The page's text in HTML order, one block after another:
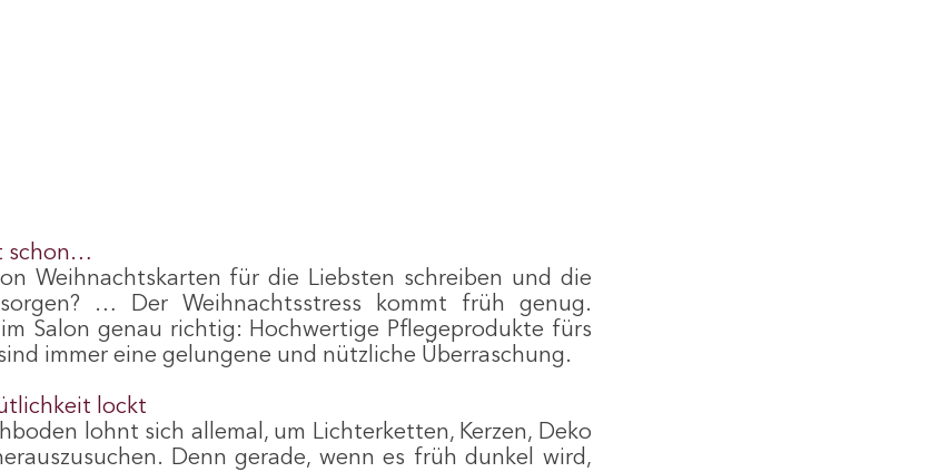
schon…
Weihnachtskarten für die Liebsten schreiben und die
… Der Weihnachtsstress kommt früh genug.
Salon genau richtig: Hochwertige Pflegeprodukte fürs
immer eine gelungene und nützliche Überraschung.
lockt
lohnt sich allemal, um Lichterketten, Kerzen, Deko
Denn gerade, wenn es früh dunkel wird,